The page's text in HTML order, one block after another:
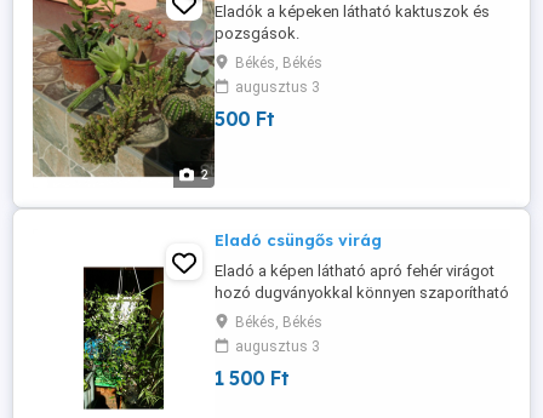
2
Eladók a képeken látható kaktuszok és
pozsgások.
Békés, Békés
augusztus 3
500 Ft
Eladó csüngős virág
Eladó a képen látható apró fehér virágot
hozó dugványokkal könnyen szaporítható
növény.
Békés, Békés
augusztus 3
1 500 Ft